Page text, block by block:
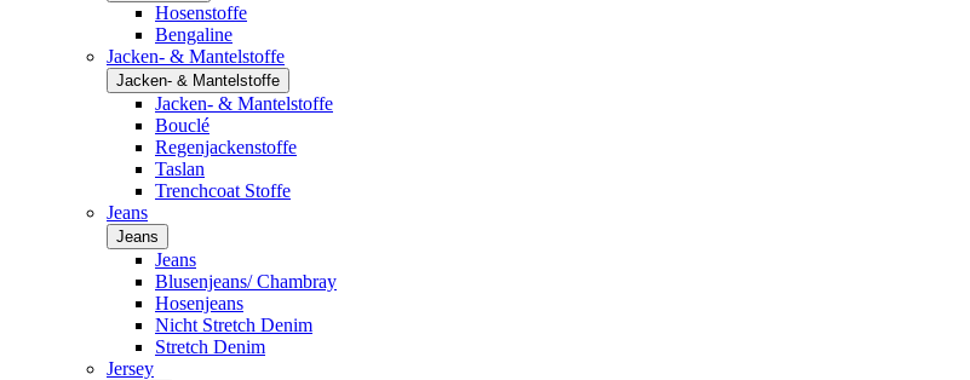
Hosenstoffe
Bengaline
Jacken- & Mantelstoffe
Jacken- & Mantelstoffe
Jacken- & Mantelstoffe
Bouclé
Regenjackenstoffe
Taslan
Trenchcoat Stoffe
Jeans
Jeans
Jeans
Blusenjeans/ Chambray
Hosenjeans
Nicht Stretch Denim
Stretch Denim
Jersey